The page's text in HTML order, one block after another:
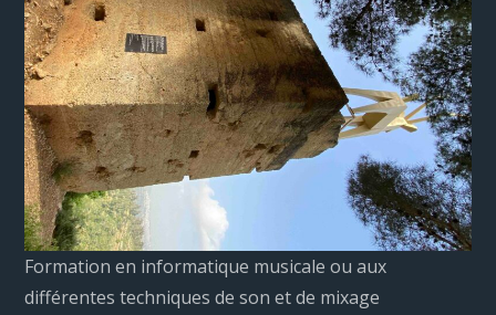
Formation en informatique musicale ou aux
différentes techniques de son et de mixage